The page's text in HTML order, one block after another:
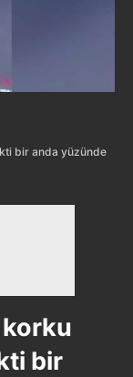
bir anda yüzünde
korku
bir